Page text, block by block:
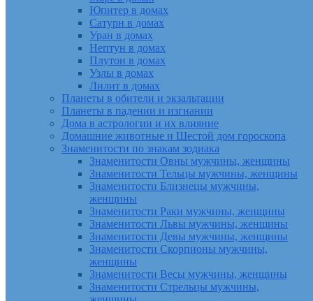
Юпитер в домах
Сатурн в домах
Уран в домах
Нептун в домах
Плутон в домах
Узлы в домах
Лилит в домах
Планеты в обители и экзальтации
Планеты в падении и изгнании
Дома в астрологии и их влияние
Домашние животные и Шестой дом гороскопа
Знаменитости по знакам зодиака
Знаменитости Овны мужчины, женщины
Знаменитости Тельцы мужчины, женщины
Знаменитости Близнецы мужчины,
женщины
Знаменитости Раки мужчины, женщины
Знаменитости Львы мужчины, женщины
Знаменитости Девы мужчины, женщины
Знаменитости Скорпионы мужчины,
женщины
Знаменитости Весы мужчины, женщины
Знаменитости Стрельцы мужчины,